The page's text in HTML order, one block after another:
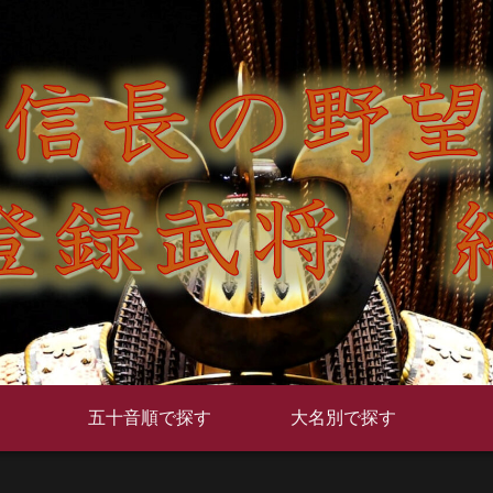
五十音順で探す 大名別で探す